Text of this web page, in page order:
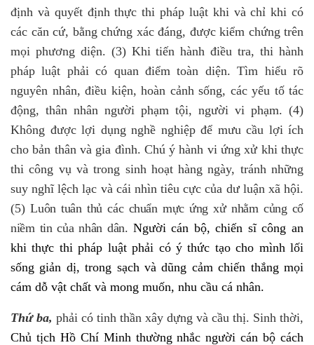
định và quyết định thực thi pháp luật khi và chỉ khi có
các căn cứ, bằng chứng xác đáng, được kiểm chứng trên
mọi phương diện. (3) Khi tiến hành điều tra, thi hành
pháp luật phải có quan điểm toàn diện. Tìm hiểu rõ
nguyên nhân, điều kiện, hoàn cảnh sống, các yếu tố tác
động, thân nhân người phạm tội, người vi phạm. (4)
Không được lợi dụng nghề nghiệp để mưu cầu lợi ích
cho bản thân và gia đình. Chú ý hành vi ứng xử khi thực
thi công vụ và trong sinh hoạt hàng ngày, tránh những
suy nghĩ lệch lạc và cái nhìn tiêu cực của dư luận xã hội.
(5) Luôn tuân thủ các chuẩn mực ứng xử nhằm củng cố
niềm tin của nhân dân. Người cán bộ, chiến sĩ công an
khi thực thi pháp luật phải có ý thức tạo cho mình lối
sống giản dị, trong sạch và dũng cảm chiến thắng mọi
cám dỗ vật chất và mong muốn, nhu cầu cá nhân.
Thứ ba, phải có tinh thần xây dựng và cầu thị. Sinh thời,
Chủ tịch Hồ Chí Minh thường nhắc người cán bộ cách